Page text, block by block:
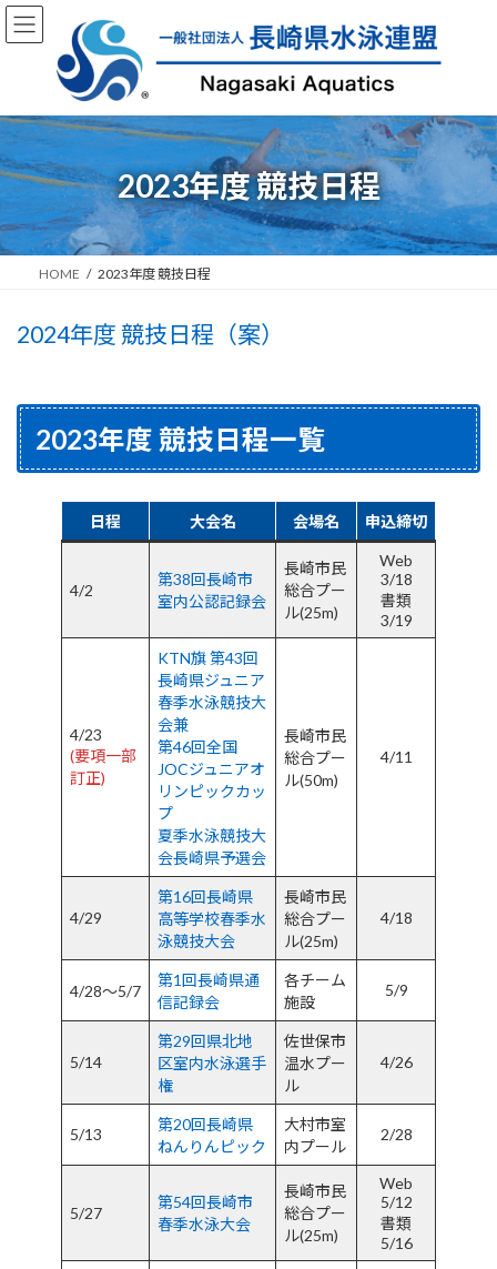
コ
ン
へ
ス
キ
ナ
ビ
ョ
ン
に
2023年度 競技⽇程
HOME 2023年度 競技⽇程
2024年度 競技⽇程（案）
2023年度 競技⽇程一覧
日程 大会名 会場名 申込締切
4/2
第38回長崎市
室内公認記録会
長崎市民
総合プー
ル(25m)
Web
3/18
書類
3/19
4/23
(要項一部
訂正)
KTN旗 第43回
長崎県ジュニア
春季水泳競技大
会兼
第46回全国
JOCジュニアオ
リンピックカッ
プ
夏季水泳競技大
会長崎県予選会
長崎市民
総合プー
ル(50m)
4/11
4/29
第16回長崎県
高等学校春季水
泳競技大会
長崎市民
総合プー
ル(25m)
4/18
4/28～5/7
第1回長崎県通
信記録会
各チーム
施設
5/9
5/14
第29回県北地
区室内水泳選手
権
佐世保市
温水プー
ル
4/26
5/13
第20回長崎県
ねんりんピック
大村市室
内プール
2/28
5/27
第54回長崎市
春季水泳大会
長崎市民
総合プー
ル(25m)
Web
5/12
書類
5/16